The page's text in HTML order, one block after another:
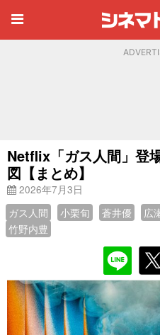
Netflix「ガス人間」登
図【まとめ】
2026年7月3日
ガス人間
小栗旬 蒼井優 広
竹野内豊